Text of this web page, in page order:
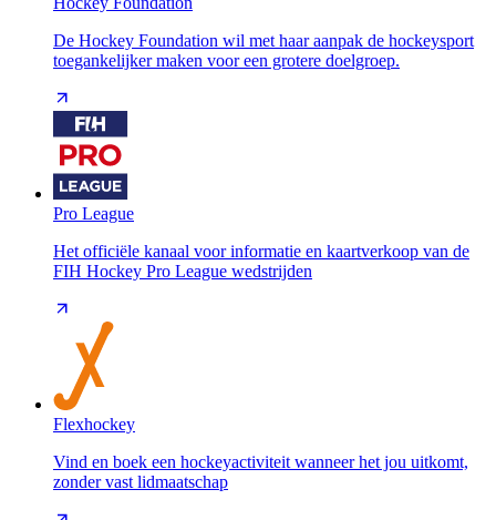
De Hockey Foundation wil met haar aanpak de hockeysport
toegankelijker maken voor een grotere doelgroep.
Pro League
Het officiële kanaal voor informatie en kaartverkoop van de
FIH Hockey Pro League wedstrijden
Flexhockey
Vind en boek een hockeyactiviteit wanneer het jou uitkomt,
zonder vast lidmaatschap